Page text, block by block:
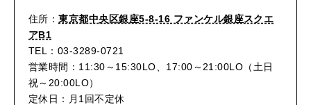
住所：東京都中央区銀座5-8-16 ファンケル銀座スクエ
アB1
TEL：03-3289-0721
営業時間：11:30～15:30LO、17:00～21:00LO（土日
祝～20:00LO）
定休日：月1回不定休